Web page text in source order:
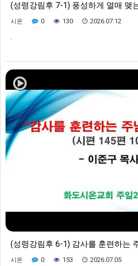
(성령강림후 7-1) 풍성하게 열매 맺
시온 0 130 2026.07.12
,
(성령강림후 6-1) 감사를 훈련하는
시온 0 153 2026.07.05